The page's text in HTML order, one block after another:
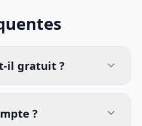
il gratuit ?
?